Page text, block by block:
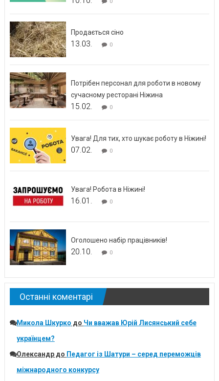
0
Продається сіно
13.03. 0
Потрібен персонал для роботи в новому
сучасному ресторані Ніжина
15.02. 0
Увага! Для тих, хто шукає роботу в Ніжині!
07.02. 0
Увага! Робота в Ніжині!
16.01. 0
Оголошено набір працівників!
20.10. 0
Останні коментарі
Микола Шкурко до Чи вважав Юрій Лисянський себе
українцем?
Олександрдо Педагог із Шатури – серед переможців
міжнародного конкурсу